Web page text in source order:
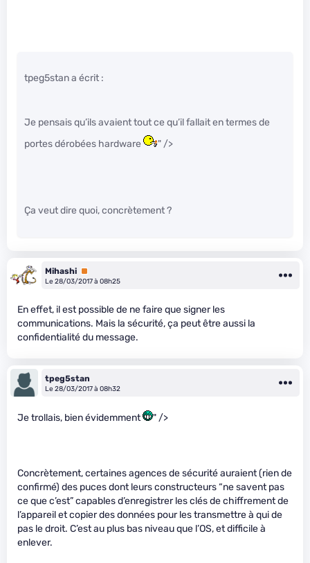
tpeg5stan a écrit :
Je pensais qu’ils avaient tout ce qu’il fallait en termes de
portes dérobées hardware
" />
Ça veut dire quoi, concrètement ?
Mihashi Premium
Le 28/03/2017 à 08h25
En effet, il est possible de ne faire que signer les
communications. Mais la sécurité, ça peut être aussi la
confidentialité du message.
tpeg5stan
Le 28/03/2017 à 08h32
Je trollais, bien évidemment " />
Concrètement, certaines agences de sécurité auraient (rien de
confirmé) des puces dont leurs constructeurs “ne savent pas
ce que c’est” capables d’enregistrer les clés de chiffrement de
l’appareil et copier des données pour les transmettre à qui de
pas le droit. C’est au plus bas niveau que l’OS, et difficile à
enlever.